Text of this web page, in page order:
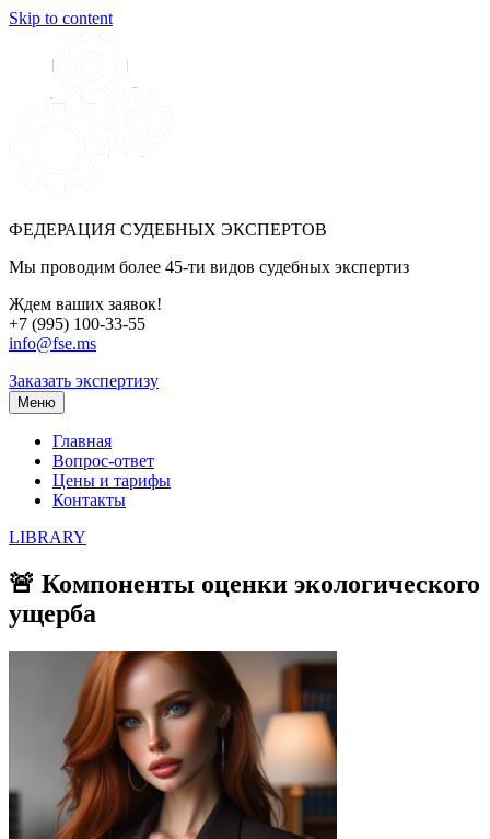
Skip to content
ФЕДЕРАЦИЯ СУДЕБНЫХ ЭКСПЕРТОВ
Мы проводим более 45-ти видов судебных экспертиз
Ждем ваших заявок!
+7 (995) 100-33-55
info@fse.ms
Заказать экспертизу
Меню
Главная
Вопрос-ответ
Цены и тарифы
Контакты
LIBRARY
🚨 Компоненты оценки экологического
ущерба